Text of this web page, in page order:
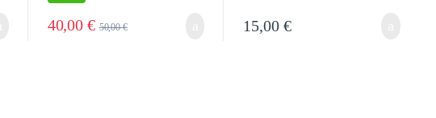
40,00 € 50,00€ 15,00 €